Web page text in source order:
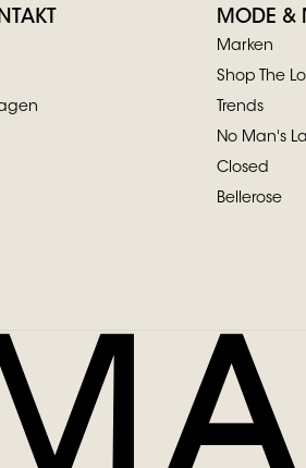
MODE &
Marken
Shop The
Trends
No Man's
Closed
Bellerose